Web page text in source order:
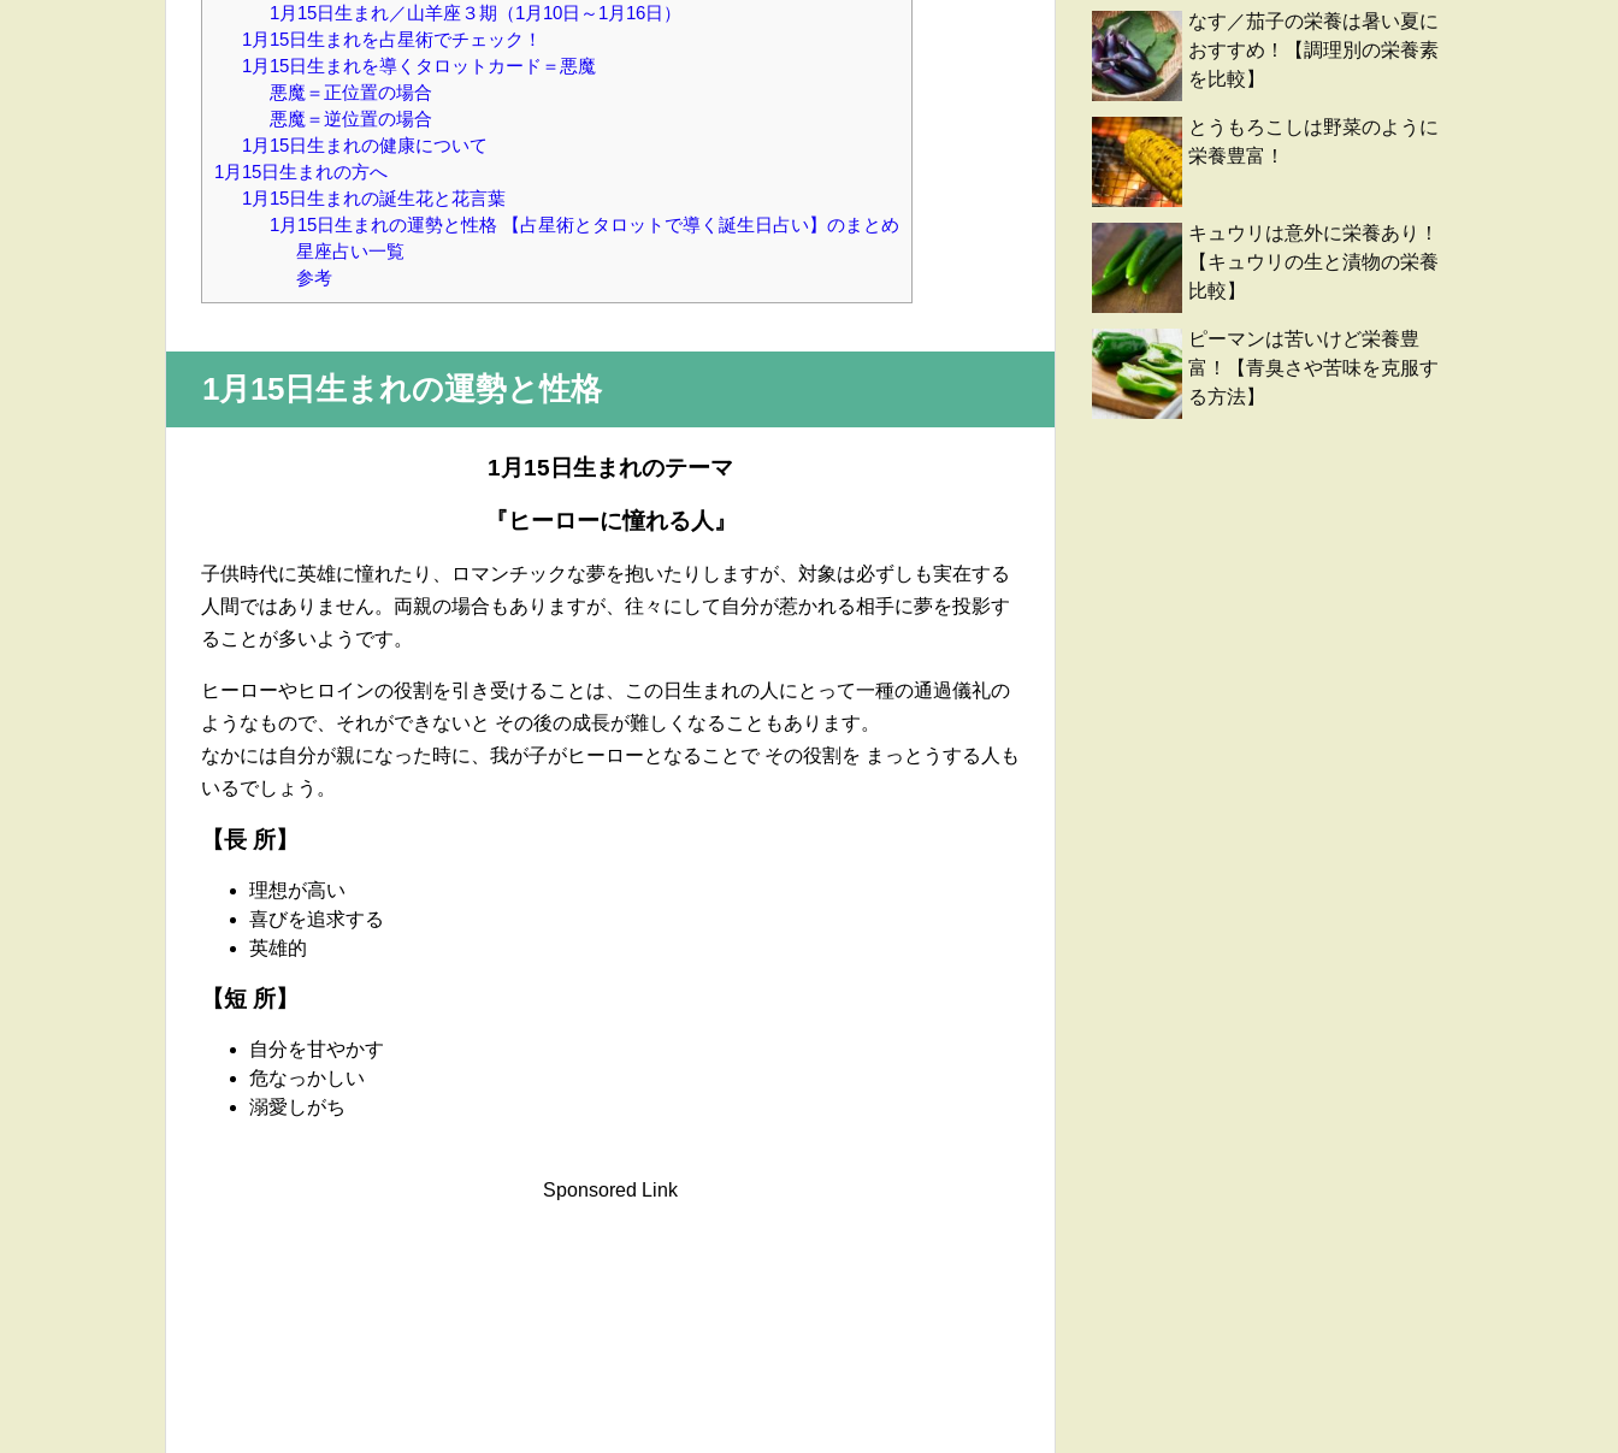
1月15日生まれ／山羊座３期（1月10日～1月16日）
1月15日生まれを占星術でチェック！
1月15日生まれを導くタロットカード＝悪魔
悪魔＝正位置の場合
悪魔＝逆位置の場合
1月15日生まれの健康について
1月15日生まれの方へ
1月15日生まれの誕生花と花言葉
1月15日生まれの運勢と性格 【占星術とタロットで導く誕生日占い】のまとめ
星座占い一覧
参考
1月15日 生まれの運勢と性格
1月15日生まれのテーマ
『ヒーローに憧れる人』
子供時代に英雄に憧れたり、ロマンチックな夢を抱いたりしますが、対象は必ずしも実在する
人間ではありません。両親の場合もありますが、往々にして自分が惹かれる相手に夢を投影す
ることが多いようです。
ヒーローやヒロインの役割を引き受けることは、この日生まれの人にとって一種の通過儀礼の
ようなもので、それができないと その後の成長が難しくなることもあります。
なかには自分が親になった時に、我が子がヒーローとなることで その役割を まっとうする人も
いるでしょう。
【長 所】
理想が高い
喜びを追求する
英雄的
【短 所】
自分を甘やかす
危なっかしい
溺愛しがち
Sponsored Link
なす／茄子の栄養は暑い夏に
おすすめ！【調理別の栄養素
を比較】
とうもろこしは野菜のように
栄養豊富！
キュウリは意外に栄養あり！
【キュウリの生と漬物の栄養
比較】
ピーマンは苦いけど栄養豊
富！【青臭さや苦味を克服す
る方法】